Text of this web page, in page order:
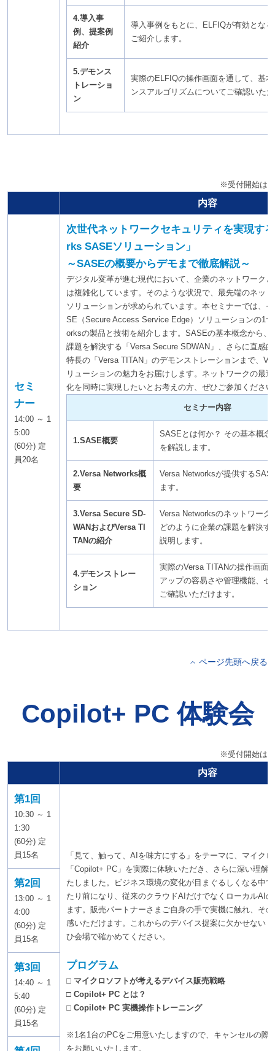
4.導入事
例、提案例
紹介
導入事例をもとに、ELFIQが有効とな
ご紹介します。
5.デモンス
トレーショ
ン
実際のELFIQの操作画面を通して、基
ンスアルゴリズムについてご確認いた
※受付開始は
内容
セミ
ナー
14:00 ～ 1
5:00
(60分) 定
員20名
次世代ネットワークセキュリティを実現す
rks SASEソリューション」
～SASEの概要からデモまで徹底解説～
デジタル変革が進む現代において、企業のネットワーク
は複雑化しています。そのような状況で、最先端のネッ
ソリューションが求められています。本セミナーでは、
SE（Secure Access Service Edge）ソリューションの1
orksの製品と技術を紹介します。SASEの基本概念から、
課題を解決する「Versa Secure SDWAN」、さらに直感
特長の「Versa TITAN」のデモンストレーションまで、
リューションの魅力をお届けします。ネットワークの最
化を同時に実現したいとお考えの方、ぜひご参加くださ
セミナー内容
1.SASE概要
SASEとは何か？ その基本概念
を解説します。
2.Versa Networks概
要
Versa Networksが提供する
ます。
3.Versa Secure SD-
WANおよびVersa TI
TANの紹介
Versa Networksのネットワーク
どのように企業の課題を解決す
説明します。
4.デモンストレー
ション
実際のVersa TITANの操作画面
アップの容易さや管理機能、セ
ご確認いただけます。
ページ先頭へ戻る
Copilot+ PC 体験会
※受付開始は
内容
第1回
10:30 ～ 1
1:30
(60分) 定
員15名
「見て、触って、AIを味方にする」をテーマに、マイク
「Copilot+ PC」を実際に体験いただき、さらに深い理解
たしました。ビジネス環境の変化が目まぐるしくなる中
たり前になり、従来のクラウドAIだけでなくローカルAI
ます。販売パートナーさまご自身の手で実機に触れ、そ
感いただけます。これからのデバイス提案に欠かせない
ひ会場で確かめてください。
プログラム
□ マイクロソフトが考えるデバイス販売戦略
□ Copilot+ PC とは？
□ Copilot+ PC 実機操作トレーニング
※1名1台のPCをご用意いたしますので、キャンセルの際
をお願いいたします。
第2回
13:00 ～ 1
4:00
(60分) 定
員15名
第3回
14:40 ～ 1
5:40
(60分) 定
員15名